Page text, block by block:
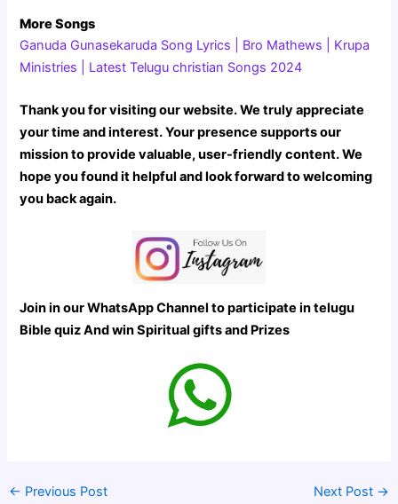
More Songs
Ganuda Gunasekaruda Song Lyrics | Bro Mathews | Krupa
Ministries | Latest Telugu christian Songs 2024
Thank you for visiting our website. We truly appreciate
your time and interest. Your presence supports our
mission to provide valuable, user-friendly content. We
hope you found it helpful and look forward to welcoming
you back again.
Join in our WhatsApp Channel to participate in telugu
Bible quiz And win Spiritual gifts and Prizes
← Previous Post Next Post →